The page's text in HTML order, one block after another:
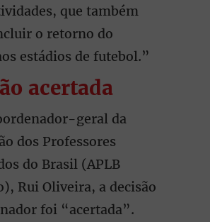
que também
o retorno do
estádios de futebol.”
acertada
geral da
dos Professores
do Brasil (APLB
Rui Oliveira, a decisão
foi “acertada”.